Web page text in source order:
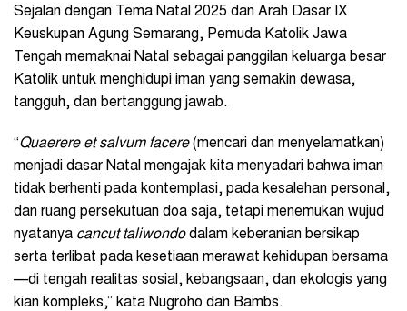
Sejalan dengan Tema Natal 2025 dan Arah Dasar IX
Keuskupan Agung Semarang, Pemuda Katolik Jawa
Tengah memaknai Natal sebagai panggilan keluarga besar
Katolik untuk menghidupi iman yang semakin dewasa,
tangguh, dan bertanggung jawab.
“Quaerere et salvum facere(mencari dan menyelamatkan)
menjadi dasar Natal mengajak kita menyadari bahwa iman
tidak berhenti pada kontemplasi, pada kesalehan personal,
dan ruang persekutuan doa saja, tetapi menemukan wujud
nyatanya cancut taliwondodalam keberanian bersikap
serta terlibat pada kesetiaan merawat kehidupan bersama
—di tengah realitas sosial, kebangsaan, dan ekologis yang
kian kompleks,” kata Nugroho dan Bambs.